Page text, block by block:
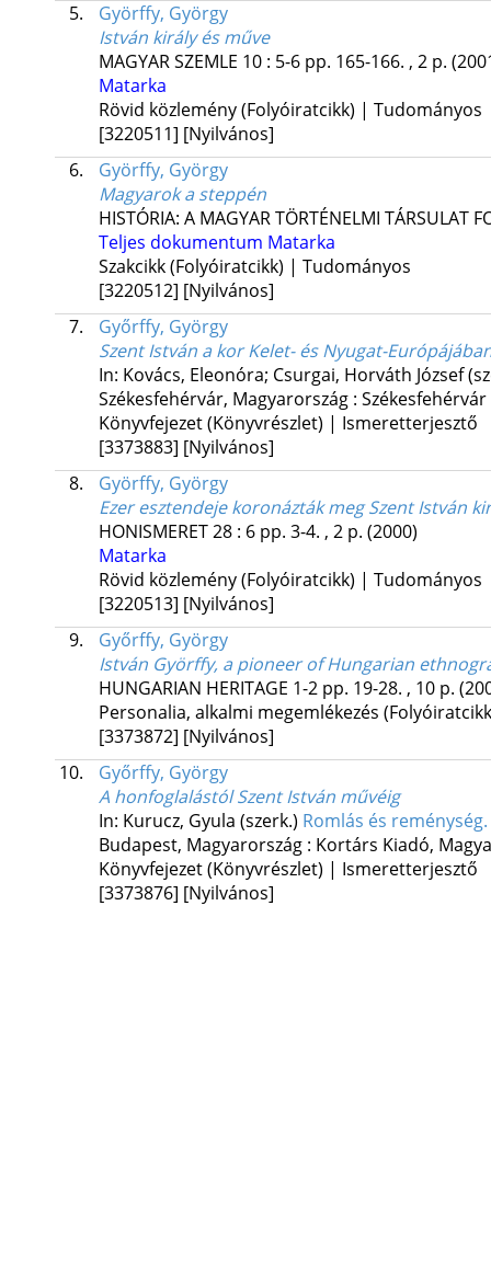
5.
Györffy, György
István király és műve
MAGYAR SZEMLE 10: 5-6 pp. 165-166. , 2 p.
Matarka
Rövid közlemény (Folyóiratcikk) | Tudományos
[3220511] [Nyilvános]
6.
Györffy, György
Magyarok a steppén
HISTÓRIA: A MAGYAR TÖRTÉNELMI TÁRSULAT
Teljes dokumentum Matarka
Szakcikk (Folyóiratcikk) | Tudományos
[3220512] [Nyilvános]
7.
Győrffy, György
Szent István a kor Kelet- és Nyugat-
In: Kovács, Eleonóra; Csurgai, Horváth József
Székesfehérvár, Magyarország :
Könyvfejezet (Könyvrészlet) | Ismeretterjesztő
[3373883] [Nyilvános]
8.
Györffy, György
Ezer esztendeje koronázták meg Szent István
HONISMERET28: 6 pp. 3-4. , 2 p. (2000)
Matarka
Rövid közlemény (Folyóiratcikk) | Tudományos
[3220513] [Nyilvános]
9.
Győrffy, György
István Györffy, a pioneer of Hungarian
HUNGARIAN HERITAGE 1-2 pp. 19-28. , 10 p.
Personalia, alkalmi megemlékezés
[3373872] [Nyilvános]
10.
Győrffy, György
A honfoglalástól Szent István művéig
In: Kurucz, Gyula (szerk.) Romlás és
Budapest, Magyarország : Kortárs Kiadó,
Könyvfejezet (Könyvrészlet) | Ismeretterjesztő
[3373876] [Nyilvános]